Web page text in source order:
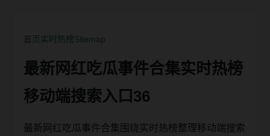
首页实时热榜Sitemap
最新网红吃瓜事件合集实时热榜
移动端搜索入口36
最新网红吃瓜事件合集围绕实时热榜整理移动端搜索